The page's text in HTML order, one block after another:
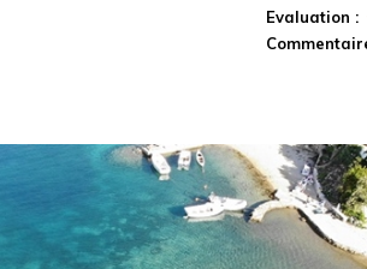
Evaluation :